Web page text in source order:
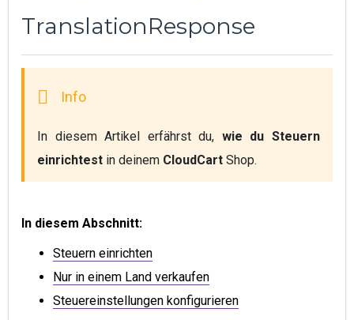
TranslationResponse
In diesem Artikel erfährst du, wie du Steuern
einrichtest in deinem CloudCart Shop.
In diesem Abschnitt:
Steuern einrichten
Nur in einem Land verkaufen
Steuereinstellungen konfigurieren